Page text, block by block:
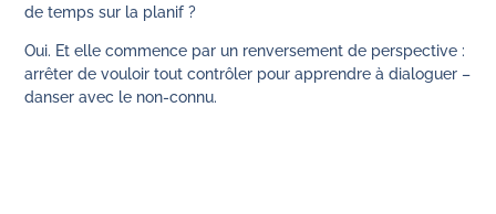
de temps sur la planif ?
Oui. Et elle commence par un renversement de perspective :
arrêter de vouloir tout contrôler pour apprendre à dialoguer –
danser avec le non-connu.